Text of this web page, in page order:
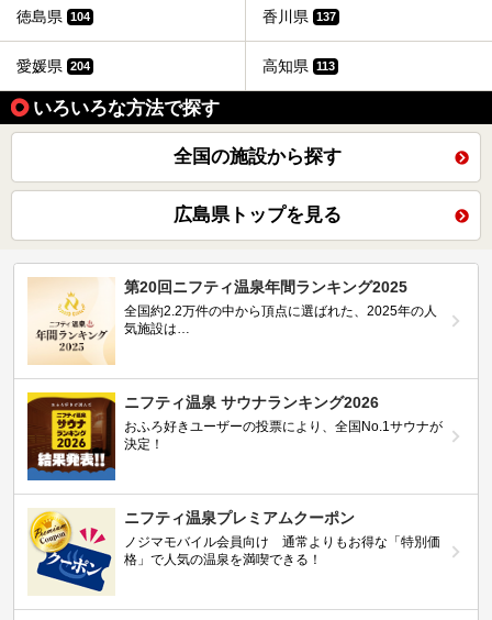
徳島県 104 香川県 137
愛媛県 204 高知県 113
いろいろな方法で探す
全国の施設から探す
広島県トップを見る
第20回ニフティ温泉年間ランキング2025
全国約2.2万件の中から頂点に選ばれた、2025年の人
気施設は…
ニフティ温泉 サウナランキング2026
おふろ好きユーザーの投票により、全国No.1サウナが
決定！
ニフティ温泉プレミアムクーポン
ノジマモバイル会員向け 通常よりもお得な「特別価
格」で人気の温泉を満喫できる！